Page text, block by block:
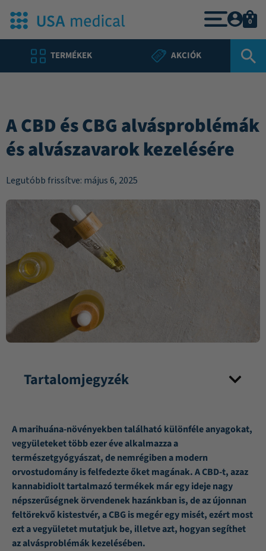
TERMÉKEK AKCIÓK
0
A CBD és CBG alvásproblémák
és alvászavarok kezelésére
Legutóbb frissítve: május 6, 2025
Tartalomjegyzék
A marihuána-növényekben található különféle anyagokat,
vegyületeket több ezer éve alkalmazza a
természetgyógyászat, de nemrégiben a modern
orvostudomány is felfedezte őket magának. A CBD-t, azaz
kannabidiolt tartalmazó termékek már egy ideje nagy
népszerűségnek örvendenek hazánkban is, de az újonnan
feltörekvő kistestvér, a CBG is megér egy misét, ezért most
ezt a vegyületet mutatjuk be, illetve azt, hogyan segíthet
az alvásproblémák kezelésében.